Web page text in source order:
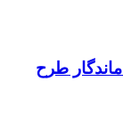
طرح